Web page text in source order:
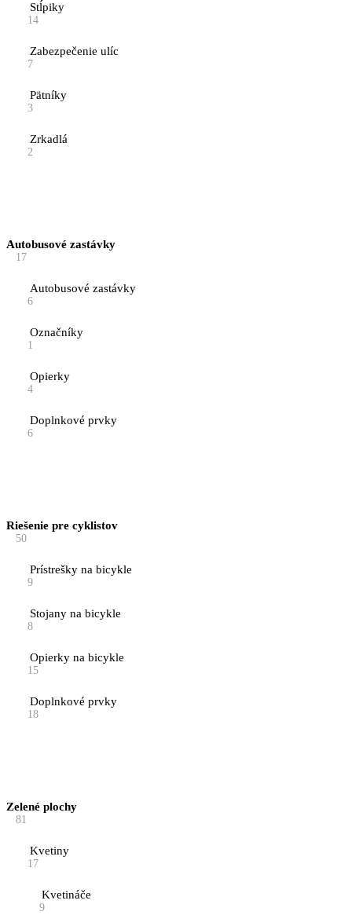
Stĺpiky
14
Zabezpečenie ulíc
7
Pätníky
3
Zrkadlá
2
Autobusové zastávky
17
Autobusové zastávky
6
Označníky
1
Opierky
4
Doplnkové prvky
6
Riešenie pre cyklistov
50
Prístrešky na bicykle
9
Stojany na bicykle
8
Opierky na bicykle
15
Doplnkové prvky
18
Zelené plochy
81
Kvetiny
17
Kvetináče
9